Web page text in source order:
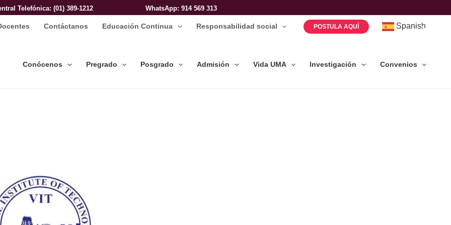
Telefónica: (01) 389-1212 WhatsApp: 914 569 313
Contáctanos Educación Continua Responsabilidad social POSTULA AQUÍ Spanish
Conócenos Pregrado Posgrado Admisión Vida UMA Investigación Convenios